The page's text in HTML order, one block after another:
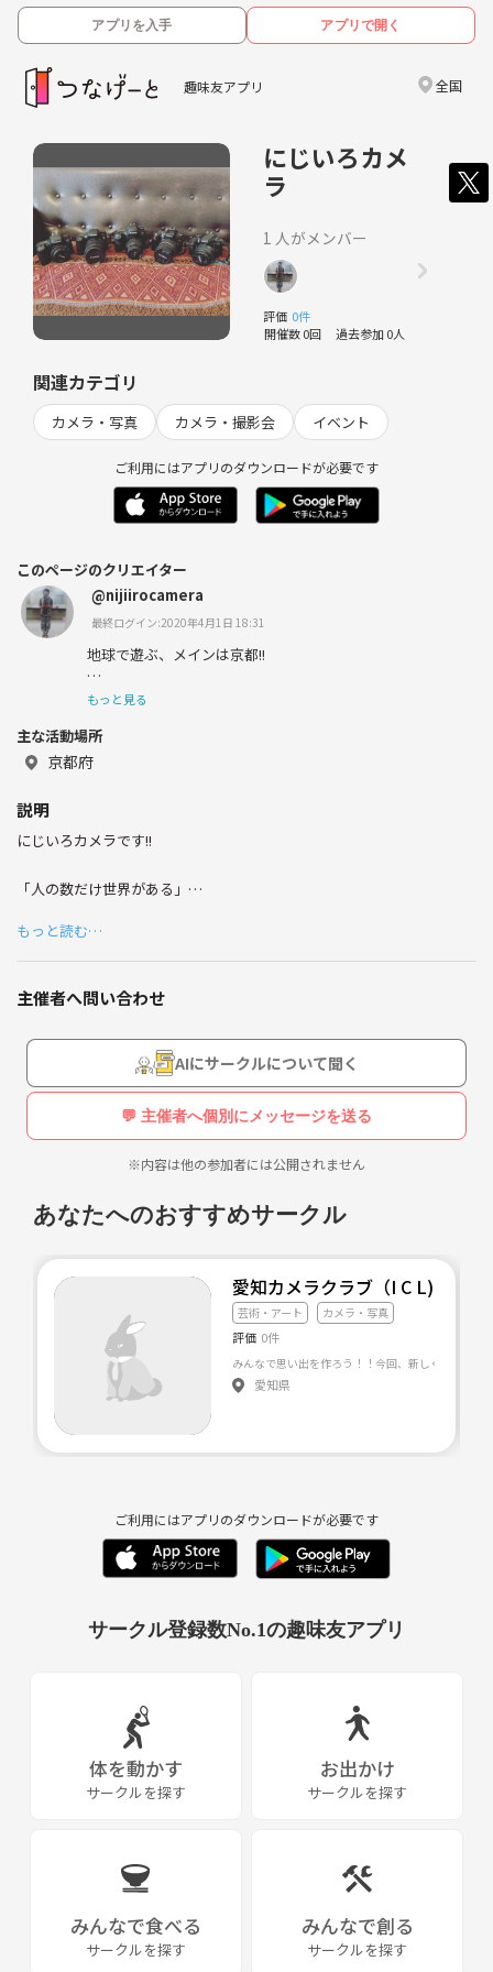
アプリを入手 アプリで開く
趣味友アプリ 全国
にじいろカメ
ラ
1 人がメンバー
評価 0件
開催数 0回 過去参加 0人
関連カテゴリ
カメラ・写真 カメラ・撮影会 イベント
ご利用にはアプリのダウンロードが必要です
このページのクリエイター
@nijiirocamera
最終ログイン:2020年4月1日 18:31
地球で遊ぶ、メインは京都!!
放浪癖ありで、いろんなところに飛んでます!!
もっと見る
主な活動場所
京都府
説明
にじいろカメラです!!
「人の数だけ世界がある」
カメラを通じて、たくさんの出逢いやつながりが生まれ、
もっともっとカメラを好きになれたらうれしいです♡
年に何度か遠出をしたり、
みんなで撮りためた写真を集めて、
写真展なども開催しています!!
お気軽にご参加ください!!
もっと読む…
主催者へ問い合わせ
AIにサークルについて聞く
💬 主催者へ個別にメッセージを送る
※内容は他の参加者には公開されません
あなたへのおすすめサークル
愛知カメラクラブ（I C L)
芸術・アート カメラ・写真
評価 0件
愛知県
ご利用にはアプリのダウンロードが必要です
サークル登録数No.1の趣味友アプリ
体を動かす
サークルを探す
お出かけ
サークルを探す
みんなで食べる
サークルを探す
みんなで創る
サークルを探す